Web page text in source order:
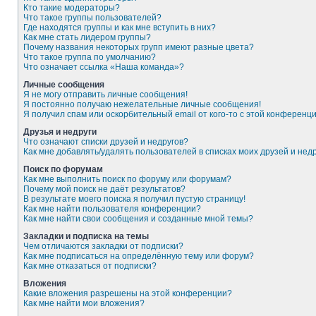
Кто такие модераторы?
Что такое группы пользователей?
Где находятся группы и как мне вступить в них?
Как мне стать лидером группы?
Почему названия некоторых групп имеют разные цвета?
Что такое группа по умолчанию?
Что означает ссылка «Наша команда»?
Личные сообщения
Я не могу отправить личные сообщения!
Я постоянно получаю нежелательные личные сообщения!
Я получил спам или оскорбительный email от кого-то с этой
Друзья и недруги
Что означают списки друзей и недругов?
Как мне добавлять/удалять пользователей в списках моих друзей и
Поиск по форумам
Как мне выполнить поиск по форуму или форумам?
Почему мой поиск не даёт результатов?
В результате моего поиска я получил пустую страницу!
Как мне найти пользователя конференции?
Как мне найти свои сообщения и созданные мной темы?
Закладки и подписка на темы
Чем отличаются закладки от подписки?
Как мне подписаться на определённую тему или форум?
Как мне отказаться от подписки?
Вложения
Какие вложения разрешены на этой конференции?
Как мне найти мои вложения?